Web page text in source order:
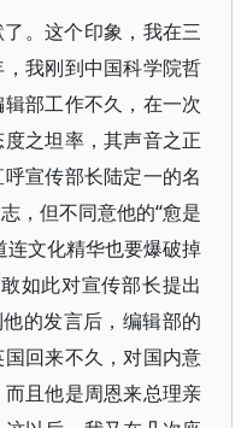
。这个印象，我在三
我刚到中国科学院哲
部工作不久，在一次
之坦率，其声音之正
宣传部长陆定一的名
，但不同意他的“愈是
连文化精华也要爆破掉
如此对宣传部长提出
的发言后，编辑部的
回来不久，对国内意
且他是周恩来总理亲